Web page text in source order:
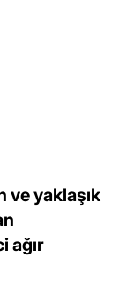
ve yaklaşık
ağır